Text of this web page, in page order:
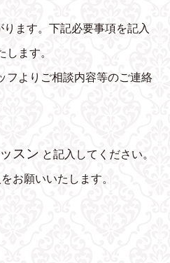
ます。下記必要事項を記入
ます。
フよりご相談内容等のご連絡
スン と記入してください。
お願いいたします。